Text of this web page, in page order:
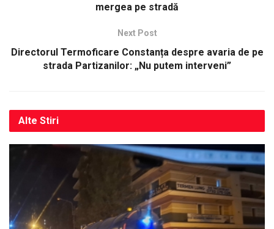
mergea pe stradă
Next Post
Directorul Termoficare Constanța despre avaria de pe
strada Partizanilor: „Nu putem interveni”
Alte Stiri